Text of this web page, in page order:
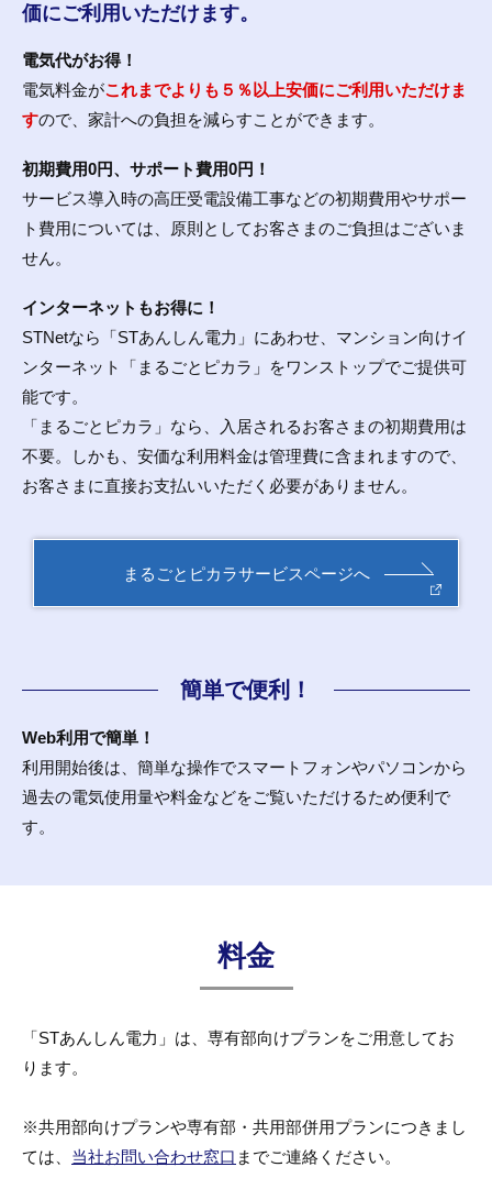
価にご利用いただけます。
電気代がお得！
電気料金がこれまでよりも５％以上安価にご利用いただけま
すので、家計への負担を減らすことができます。
初期費用0円、サポート費用0円！
サービス導入時の高圧受電設備工事などの初期費用やサポー
ト費用については、原則としてお客さまのご負担はございま
せん。
インターネットもお得に！
STNetなら「STあんしん電力」にあわせ、マンション向けイ
ンターネット「まるごとピカラ」をワンストップでご提供可
能です。
「まるごとピカラ」なら、入居されるお客さまの初期費用は
不要。しかも、安価な利用料金は管理費に含まれますので、
お客さまに直接お支払いいただく必要がありません。
まるごとピカラサービスページへ
簡単で便利！
Web利用で簡単！
利用開始後は、簡単な操作でスマートフォンやパソコンから
過去の電気使用量や料金などをご覧いただけるため便利で
す。
料金
「STあんしん電力」は、専有部向けプランをご用意してお
ります。
※共用部向けプランや専有部・共用部併用プランにつきまし
ては、 当社お問い合わせ窓口 までご連絡ください。